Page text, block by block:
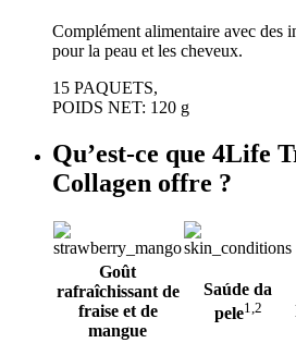
Complément alimentaire avec des
pour la peau et les cheveux.
15 PAQUETS,
POIDS NET: 120 g
Qu’est-ce que 4Life
Collagen offre ?
Goût
rafraîchissant de
fraise et de
mangue
Saúde da
pele1,2